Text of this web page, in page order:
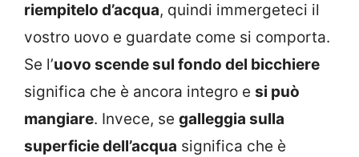
riempitelo d’acqua, quindi immergeteci il
vostro uovo e guardate come si comporta.
Se l’uovo scende sul fondo del bicchiere
significa che è ancora integro e si può
mangiare. Invece, se galleggia sulla
superficie dell’acqua significa che è